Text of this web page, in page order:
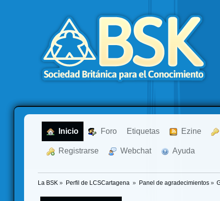
Inicio Foro Etiquetas Ezine
Registrarse Webchat Ayuda
La BSK » Perfil de LCSCartagena » Panel de agradecimientos»